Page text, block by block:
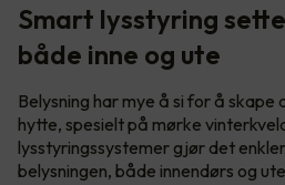
Smart lysstyring
både inne og ute
Belysning har mye å si for å
hytte, spesielt på mørke
lysstyringssystemer gjør det
belysningen, både innendørs og